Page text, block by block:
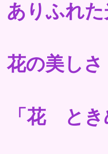
ありふれ
花の美し
「花 とき